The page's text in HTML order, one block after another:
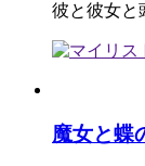
彼と彼女と
魔女と蝶